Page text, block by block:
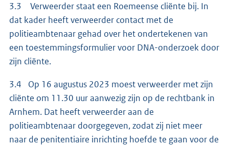
3.3 Verweerder staat een Roemeense cliënte bij. In
dat kader heeft verweerder contact met de
politieambtenaar gehad over het ondertekenen van
een toestemmingsformulier voor DNA-onderzoek door
zijn cliënte.
3.4 Op 16 augustus 2023 moest verweerder met zijn
cliënte om 11.30 uur aanwezig zijn op de rechtbank in
Arnhem. Dat heeft verweerder aan de
politieambtenaar doorgegeven, zodat zij niet meer
naar de penitentiaire inrichting hoefde te gaan voor de